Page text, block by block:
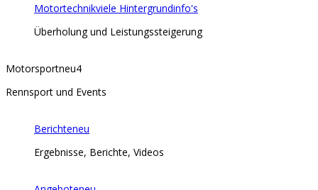
Motortechnikviele Hintergrundinfo's
Überholung und Leistungssteigerung
Motorsportneu4
Rennsport und Events
Berichteneu
Ergebnisse, Berichte, Videos